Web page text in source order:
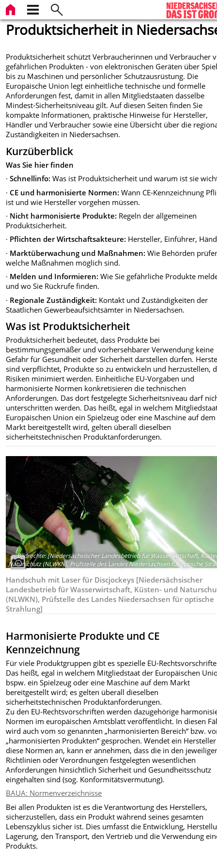
Produktsicherheit in
Produktsicherheit schützt Verbraucherinnen und Verbraucher
gefährlichen Produkten -von elektronischen Geräten über
bis zu Maschinen und persönlicher Schutzausrüstung. Die
Europäische Union legt einheitliche technische und formelle
Anforderungen fest, damit in allen Mitgliedstaaten dasselbe
Mindest‑Sicherheitsniveau gilt. Auf diesen Seiten finden Sie
kompakte Informationen, praktische Hinweise für Hersteller,
Händler und Verbraucher sowie eine Übersicht über die
Zuständigkeiten in Niedersachsen.
Kurzüberblick
Was Sie hier finden
·Schnellinfo: Was ist Produktsicherheit und warum ist sie
· CE und harmonisierte Normen: Wann CE‑Kennzeichnung
ist und wie Hersteller vorgehen müssen.
· Nicht harmonisierte Produkte: Regeln der allgemeinen
Produktsicherheit.
· Pflichten der Wirtschaftsakteure: Hersteller, Einführer,
· Marktüberwachung und Maßnahmen: Wie Behörden
welche Maßnahmen möglich sind.
· Melden und Informieren: Wie Sie gefährliche Produkte
und wo Sie Rückrufe finden.
· Regionale Zuständigkeit: Kontakt und Zuständigkeiten der
Staatlichen Gewerbeaufsichtsämter in Niedersachsen.
Was ist Produktsicherheit
Produktsicherheit bedeutet, dass Produkte bei
bestimmungsgemäßer und vorhersehbarer Verwendung keine
Gefahr für Gesundheit oder Sicherheit darstellen dürfen.
sind verpflichtet, Produkte so zu entwickeln und herzustellen,
Risiken minimiert werden. Einheitliche EU‑Vorgaben und
harmonisierte Normen konkretisieren die technischen
Anforderungen. Das dort festgelegte Sicherheitsniveau darf
unterschritten werden. Das heißt, egal in welchem
Europäischen Union ein Spielzeug oder eine Maschine auf dem
Markt bereitgestellt wird, gelten überall dieselben
sicherheitstechnischen Produktanforderungen.
Bildrechte:[Niedersächsischer Landesbetrieb für Wasserwirtschaft,
Naturschutz (NLWKN), Prüfstelle des Landes Niedersachsen für optische
Handschuh mit Laser für Discjockeys [Niedersächsischer
Landesbetrieb für Wasserwirtschaft, Küsten- und
(NLWKN), Prüfstelle des Landes Niedersachsen für optische
Strahlung]
Harmonisierte Produkte und CE
Kennzeichnung
Für viele Produktgruppen gibt es spezielle EU-
Das heißt, egal in welchem Mitgliedstaat der Europäischen
bspw. ein Spielzeug oder eine Maschine auf dem Markt
bereitgestellt wird; es gelten überall dieselben
sicherheitstechnischen Produktanforderungen.
Zu den EU-Rechtsvorschriften werden dazugehörige
Normen im europäischen Amtsblatt veröffentlicht. In diesen
wird auch vom so genannten „harmonisierten Bereich“ bzw.
„harmonisierten Produkten“ gesprochen. Wendet ein Hersteller
diese Normen an, kann er annehmen, dass die in den
Richtlinien oder Verordnungen festgelegten wesentlichen
Anforderungen hinsichtlich Sicherheit und Gesundheitsschutz
eingehalten sind (sog. Konformitätsvermutung).
BAUA: Normenverzeichnisse
Bei allen Produkten ist es die Verantwortung des Herstellers,
sicherzustellen, dass ein Produkt während seines gesamten
Lebenszyklus sicher ist. Dies umfasst die Entwicklung,
Lagerung, den Transport, den Vertrieb und die Verwendung
Produkts.